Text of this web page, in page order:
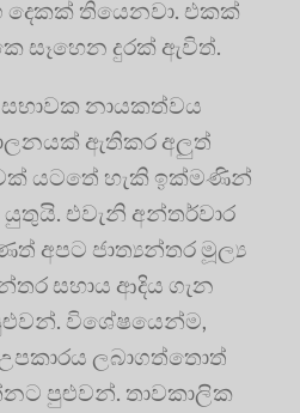
දෙකක් තියෙනවා. එකක්
සෑහෙන දුරක් ඇවිත්.
නායකත්වය
ඇතිකර අලුත්
යටතේ හැකි ඉක්මණින්
එවැනි අන්තර්වාර
අපට ජාත්‍යන්තර මූල්‍ය
සහාය ආදිය ගැන
විශේෂයෙන්ම,
ලබාගත්තොත්
පුළුවන්. තාවකාලික